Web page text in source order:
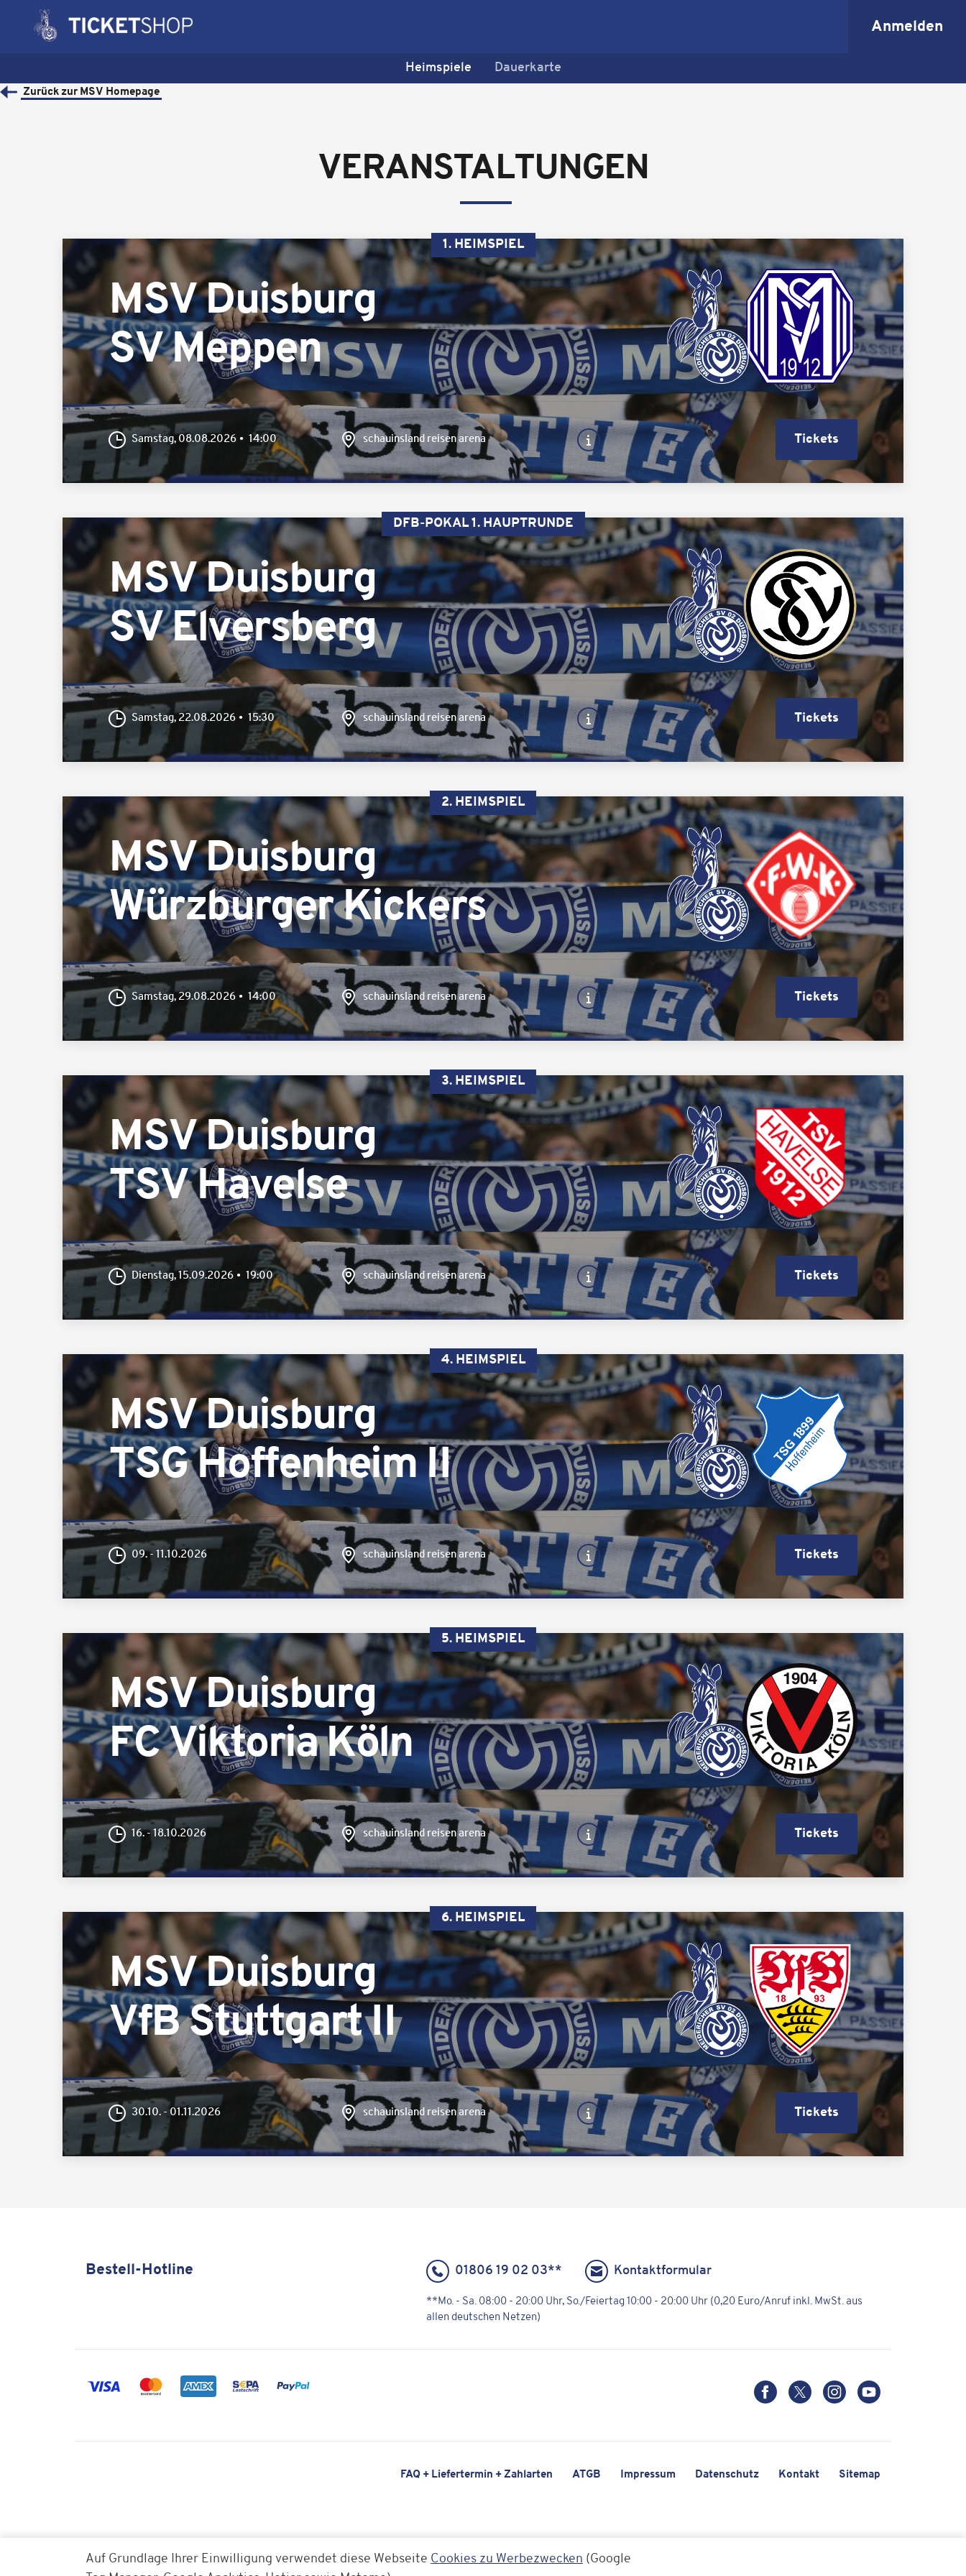
Anmelden
Heimspiele Dauerkarte
Zurück zur MSV Homepage
VERANSTALTUNGEN
1. HEIMSPIEL
MSV Duisburg
SV Meppen
Samstag, 08.08.2026 14:00 schauinsland reisen arena Tickets
DFB-POKAL 1. HAUPTRUNDE
MSV Duisburg
SV Elversberg
Samstag, 22.08.2026 15:30 schauinsland reisen arena Tickets
2. HEIMSPIEL
MSV Duisburg
Würzburger Kickers
Samstag, 29.08.2026 14:00 schauinsland reisen arena Tickets
3. HEIMSPIEL
MSV Duisburg
TSV Havelse
Dienstag, 15.09.2026 19:00 schauinsland reisen arena Tickets
4. HEIMSPIEL
MSV Duisburg
TSG Hoffenheim II
09. - 11.10.2026 schauinsland reisen arena Tickets
5. HEIMSPIEL
MSV Duisburg
FC Viktoria Köln
16. - 18.10.2026 schauinsland reisen arena Tickets
6. HEIMSPIEL
MSV Duisburg
VfB Stuttgart II
30.10. - 01.11.2026 schauinsland reisen arena Tickets
Bestell-Hotline 01806 19 02 03** Kontaktformular
**Mo. - Sa. 08:00 - 20:00 Uhr, So./Feiertag 10:00 - 20:00 Uhr (0,20 Euro/Anruf inkl. MwSt. aus
allen deutschen Netzen)
FAQ + Liefertermin + Zahlarten ATGB Impressum Datenschutz Kontakt Sitemap
Auf Grundlage Ihrer Einwilligung verwendet diese Webseite Cookies zu Werbezwecken (Google